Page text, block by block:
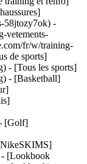
58jtozy7ok) -
vetements-
fr/w/training-
de sports]
- [Tous les sports]
- [Basketball]
[Golf]
NikeSKIMS]
- [Lookbook